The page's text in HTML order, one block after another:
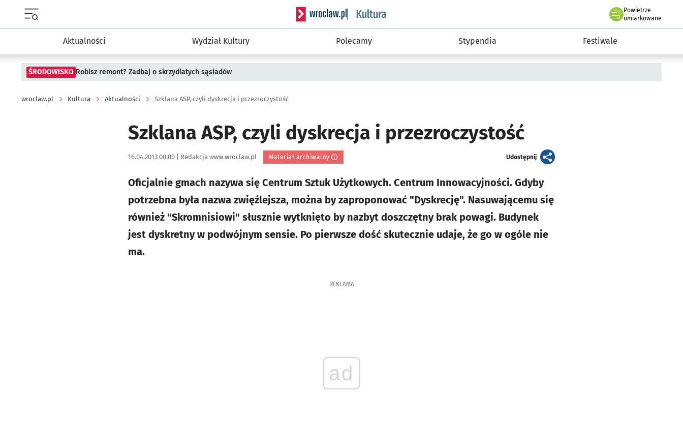
Serwis informacyjny wroclaw.pl podserwis: Kultura
Powietrze
we Wrocławiu
umiarkowane
Aktualności Wydział Kultury Polecamy Stypendia Festiwale
ŚRODOWISKO Robisz remont? Zadbaj o skrzydlatych sąsiadów
wroclaw.pl Kultura Aktualności Szklana ASP, czyli dyskrecja i przezroczystość
Szklana ASP, czyli dyskrecja i przezroczystość
Data publikacji:
16.04.2013 00:00 | Autor:
Redakcja www.wroclaw.pl Materiał archiwalny Udostępnijartykuł
Oficjalnie gmach nazywa się Centrum Sztuk Użytkowych. Centrum Innowacyjności. Gdyby
potrzebna była nazwa zwięźlejsza, można by zaproponować "Dyskrecję". Nasuwającemu się
również "Skromnisiowi" słusznie wytknięto by nazbyt doszczętny brak powagi. Budynek
jest dyskretny w podwójnym sensie. Po pierwsze dość skutecznie udaje, że go w ogóle nie
ma.
REKLAMA
ad